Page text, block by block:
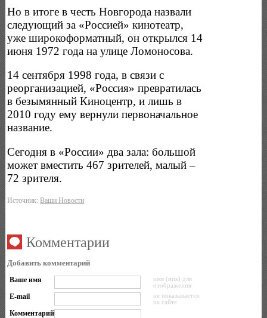
Но в итоге в честь Новгорода назвали
следующий за «Россией» кинотеатр,
уже широкоформатный, он открылся 14
июня 1972 года на улице Ломоносова.
14 сентября 1998 года, в связи с
реорганизацией, «Россия» превратилась
в безымянный Киноцентр, и лишь в
2010 году ему вернули первоначальное
название.
Сегодня в «России» два зала: большой
может вместить 467 зрителей, малый –
72 зрителя.
Источник:Ваши Новости
Комментарии
Добавить комментарий
Ваше имя
имя (ник) для
отображения
E-mail
не показывается
на сайте
Комментарий